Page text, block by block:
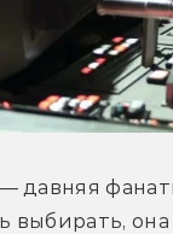
давняя
выбирать,